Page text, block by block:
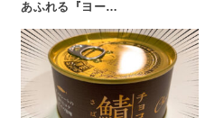
あふれる『ヨー…